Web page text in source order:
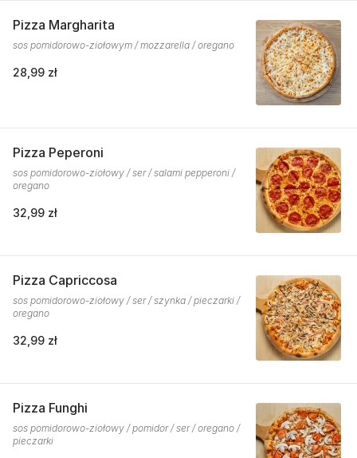
Pizza Margharita
sos pomidorowo-ziołowym / mozzarella / oregano
28,99 zł
Pizza Peperoni
sos pomidorowo-ziołowy / ser / salami pepperoni /
oregano
32,99 zł
Pizza Capriccosa
sos pomidorowo-ziołowy / ser / szynka / pieczarki /
oregano
32,99 zł
Pizza Funghi
sos pomidorowo-ziołowy / pomidor / ser / oregano /
pieczarki